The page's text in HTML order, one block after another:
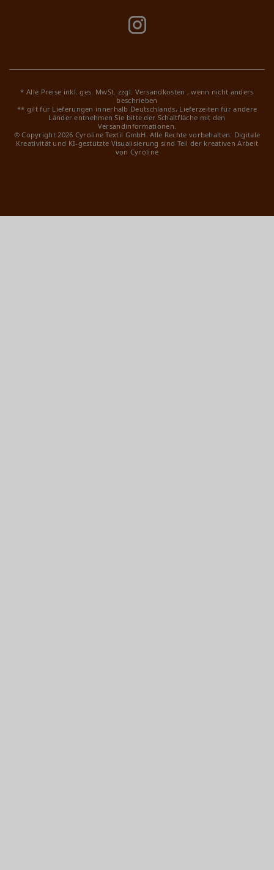
* Alle Preise inkl. ges. MwSt. zzgl. Versandkosten , wenn nicht anders
beschrieben
** gilt für Lieferungen innerhalb Deutschlands, Lieferzeiten für andere
Länder entnehmen Sie bitte der Schaltfläche mit den
Versandinformationen.
© Copyright 2026 Cyroline Textil GmbH. Alle Rechte vorbehalten. Digitale
Kreativität und KI-gestützte Visualisierung sind Teil der kreativen Arbeit
von Cyroline